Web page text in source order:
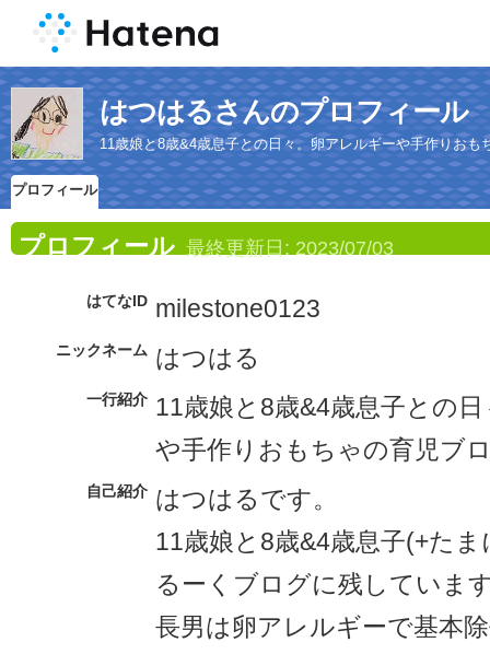
はつはるさんのプロフィール
11歳娘と8歳&4歳息子との日々。卵アレルギーや手作りおも
プロフィール
プロフィール 最終更新日: 2023/07/03
はてなID milestone0123
ニックネーム はつはる
一行紹介 11歳娘と8歳&4歳息子との
や手作りおもちゃの育児ブ
自己紹介 はつはるです。
11歳娘と8歳&4歳息子(+た
るーくブログに残していま
長男は卵アレルギーで基本